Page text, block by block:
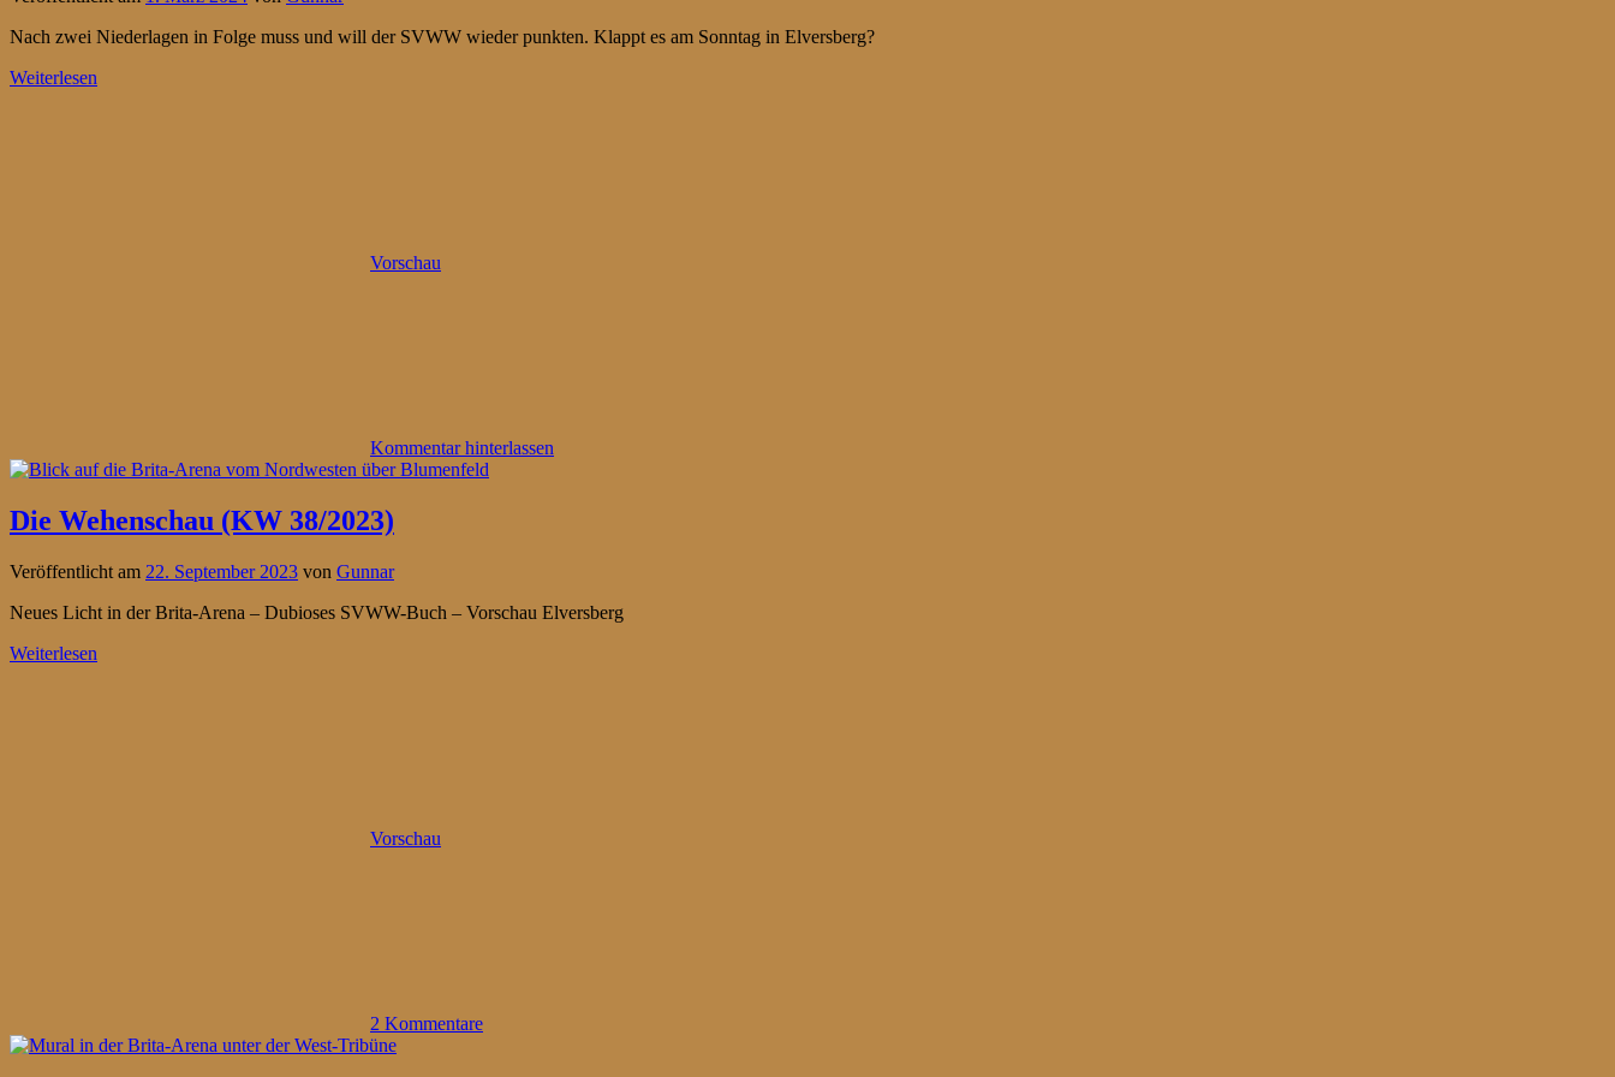
Nach zwei Niederlagen in Folge muss und will der SVWW wieder punkten. Klappt es am Sonntag in Elversberg?
Weiterlesen
Vorschau
Kommentar hinterlassen
Die Wehenschau (KW 38/2023)
Veröffentlicht am 22. September 2023 von Gunnar
Neues Licht in der Brita-Arena – Dubioses SVWW-Buch – Vorschau Elversberg
Weiterlesen
Vorschau
2 Kommentare